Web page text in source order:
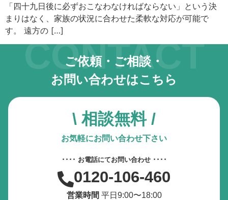
「四十九日後に必ずおこなわなければならない」という決
まりはなく、家族の状況に合わせた柔軟な対応が可能で
す。 遠方の […]
CONTACT
ご依頼・ご相談・
お問い合わせはこちら
\ 相談無料 /
お気軽にお問い合わせ下さい
････ お電話にてお問い合わせ ････
0120-106-460
営業時間 平日9:00〜18:00
低彩度・高彩度・白黒
リンク下線
リンクに下線を付与
リンクハイライト
アニメーションを停止
動画やアニメーションを一時停止
すべての設定をリセット